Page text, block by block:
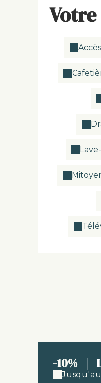
-10% |
Jusqu'au